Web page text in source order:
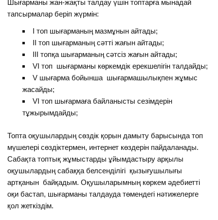
Шығарманы жан-жақты талдау үшін топтарға мынадай
тапсырмалар беріп жүрмін:
І топ шығарманың мазмұнын айтады;
ІІ топ шығарманың сәтті жағын айтады;
ІІІ топқа шығарманың сәтсіз жағын айтады;
VІ топ шығарманы көркемдік ерекшелігін талдайды;
V шығарма бойынша шығармашылықпен жұмыс
жасайды;
VІ топ шығармаға байланысты сезімдерін
тұжырымдайды;
Топта оқушылардың сөздік қорын дамыту барысында топ
мүшелері сөздіктермен, интернет көздерін пайдаланады.
Сабақта топтық жұмыстарды ұйымдастыру арқылы
оқушылардың сабаққа белсенділігі қызығушылығы
артқанын байқадым. Оқушыларымның көркем әдебиетті
оқи бастап, шығарманы талдауда төмендегі нәтижелерге
қол жеткіздім.